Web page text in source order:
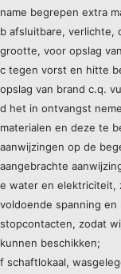
name begrepen extra
b afsluitbare, verlichte,
grootte, voor opslag
c tegen vorst en hitte
opslag van brand c.q.
d het in ontvangst
materialen en deze te
aanwijzingen op de
aangebrachte
e water en elektriciteit,
voldoende spanning en
stopcontacten, zodat
kunnen beschikken;
f schaftlokaal,